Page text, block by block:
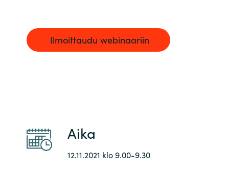
Portugal
Qatar
Singapore
Ilmoittaudu webinaariin
Aika
12.11.2021 klo 9.00-9.30